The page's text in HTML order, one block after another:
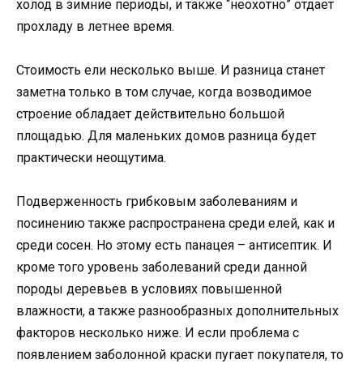
холод в зимние периоды, и также “неохотно” отдает
прохладу в летнее время.
Стоимость ели несколько выше. И разница станет
заметна только в том случае, когда возводимое
строение обладает действительно большой
площадью. Для маленьких домов разница будет
практически неощутима.
Подверженность грибковым заболеваниям и
посинению также распространена среди елей, как и
среди сосен. Но этому есть панацея – антисептик. И
кроме того уровень заболеваний среди данной
породы деревьев в условиях повышенной
влажности, а также разнообразных дополнительных
факторов несколько ниже. И если проблема с
появлением заболонной краски пугает покупателя, то